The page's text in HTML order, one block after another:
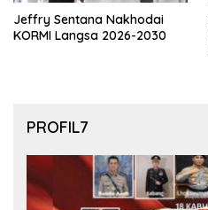
Jeffry Sentana Nakhodai
KORMI Langsa 2026-2030
PROFIL7